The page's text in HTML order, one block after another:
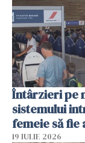
Întârzieri pe
sistemului
femeie să fie
19 IULIE 2026